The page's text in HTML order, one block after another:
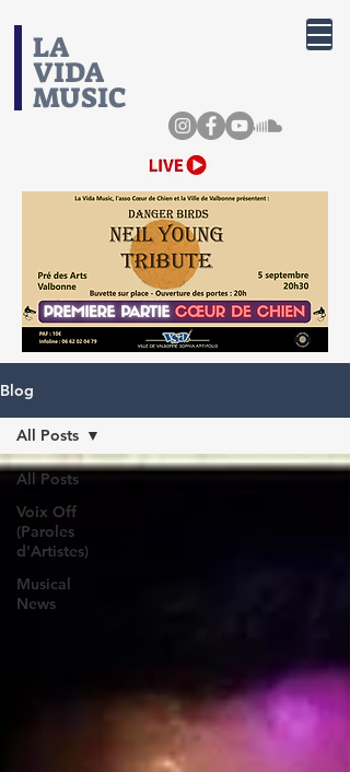
​LA
VIDA
MUSIC
Blog
All Posts
Voix Off
(Paroles
d'Artistes)
Musical
News
All Posts